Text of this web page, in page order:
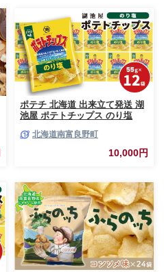
ポテチ 北海道 出来立て発送 湖
池屋 ポテトチップス のり塩
じゃがいも スナック スナック
菓子 ポテトチップ チップス ポ
テト 芋 菓子 お菓子 おやつ 大
ヤ 富良野
北海道南富良野町
10,000円